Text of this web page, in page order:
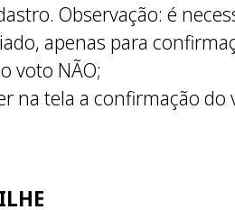
Observação: é
apenas para
voto NÃO;
na tela a confirmação do